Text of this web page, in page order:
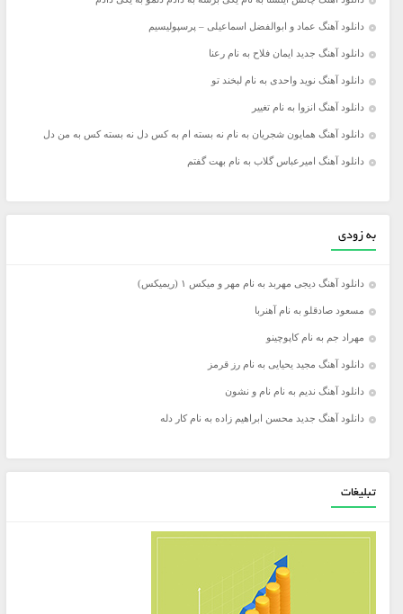
دانلود آهنگ عماد و ابوالفضل اسماعیلی – پرسپولیسیم
دانلود آهنگ جدید ایمان فلاح به نام رعنا
دانلود آهنگ نوید واحدی به نام لبخند تو
دانلود آهنگ انزوا به نام تغییر
دانلود آهنگ همایون شجریان به نام نه بسته ام به کس دل نه بسته کس به من دل
دانلود آهنگ امیرعباس گلاب به نام بهت گفتم
به زودی
دانلود آهنگ دیجی مهربد به نام مهر و میکس ۱ (ریمیکس)
مسعود صادقلو به نام آهنربا
مهراد جم به نام کاپوچینو
دانلود آهنگ مجید یحیایی به نام رز قرمز
دانلود آهنگ ندیم به نام نام و نشون
دانلود آهنگ جدید محسن ابراهیم زاده به نام کار دله
تبلیغات